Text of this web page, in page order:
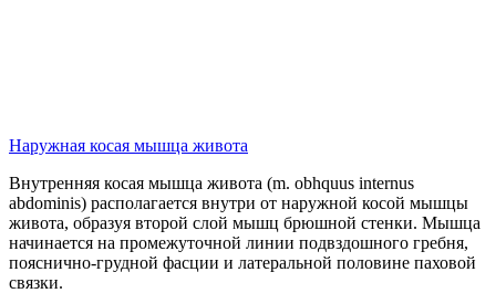
Наружная косая мышца живота
Внутренняя косая мышца живота (m. obhquus internus
abdominis) располагается внутри от наружной косой мышцы
живота, образуя второй слой мышц брюшной стенки. Мышца
начинается на промежуточной линии подвздошного гребня,
пояснично-грудной фасции и латеральной половине паховой
связки.